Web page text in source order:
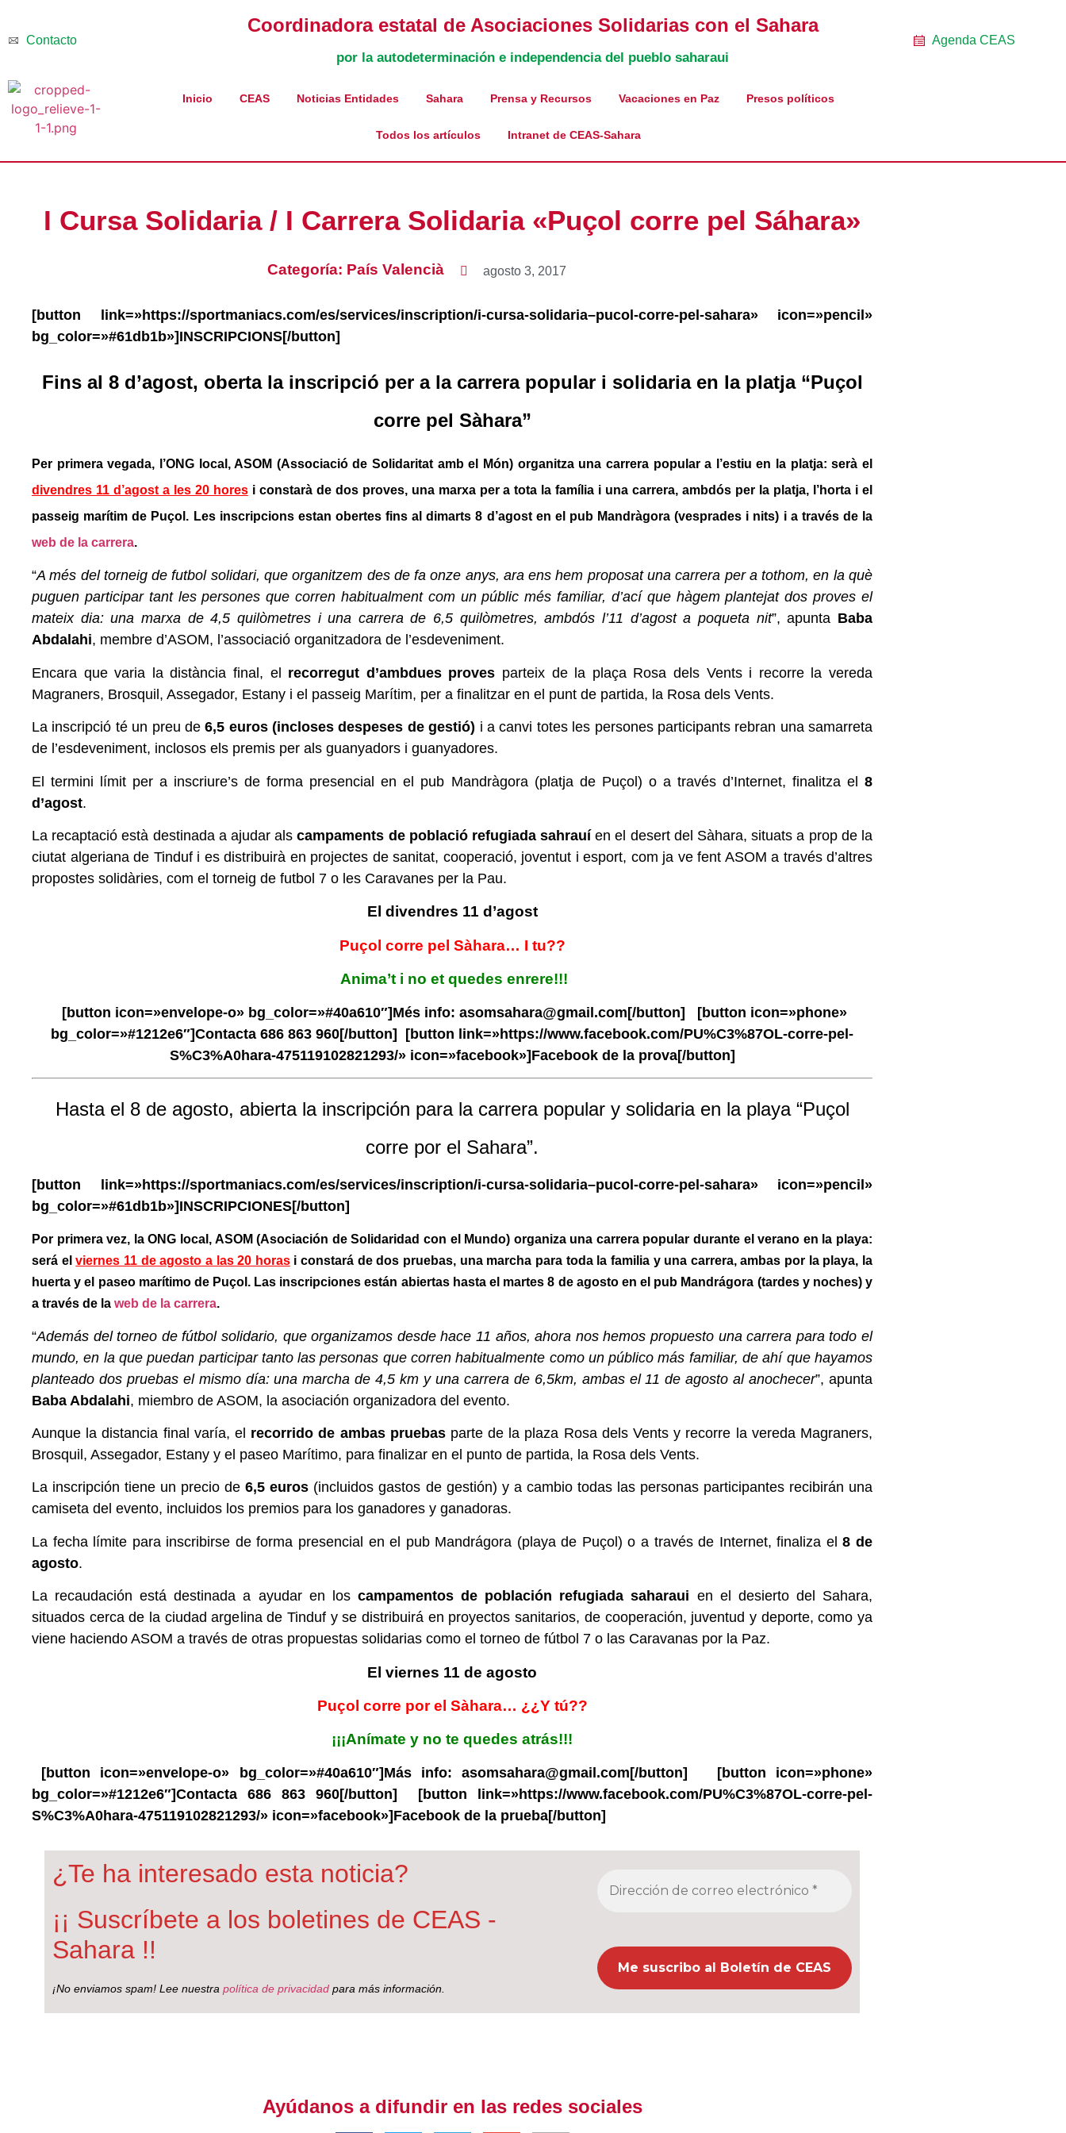
Contacto
Coordinadora estatal de Asociaciones Solidarias con el Sahara
por la autodeterminación e independencia del pueblo saharaui
Agenda CEAS
Inicio CEAS Noticias Entidades Sahara Prensa y Recursos Vacaciones en Paz Presos políticos
Todos los artículos Intranet de CEAS-Sahara
I Cursa Solidaria / I Carrera Solidaria «Puçol corre pel Sáhara»
Categoría: País Valencià agosto 3, 2017
[button link=»https://sportmaniacs.com/es/services/inscription/i-cursa-solidaria–pucol-corre-pel-sahara» icon=»pencil»
bg_color=»#61db1b»]INSCRIPCIONS[/button]
Fins al 8 d’agost, oberta la inscripció per a la carrera popular i solidaria en la platja “Puçol
corre pel Sàhara”
Per primera vegada, l’ONG local, ASOM (Associació de Solidaritat amb el Món) organitza una carrera popular a l’estiu en la platja: serà el
divendres 11 d’agost a les 20 horesi constarà de dos proves, una marxa per a tota la família i una carrera, ambdós per la platja, l’horta i el
passeig marítim de Puçol. Les inscripcions estan obertes fins al dimarts 8 d’agost en el pub Mandràgora (vesprades i nits) i a través de la
web de la carrera.
“A més del torneig de futbol solidari, que organitzem des de fa onze anys, ara ens hem proposat una carrera per a tothom, en la què
puguen participar tant les persones que corren habitualment com un públic més familiar, d’ací que hàgem plantejat dos proves el
mateix dia: una marxa de 4,5 quilòmetres i una carrera de 6,5 quilòmetres, ambdós l’11 d’agost a poqueta nit”, apunta Baba
Abdalahi, membre d’ASOM, l’associació organitzadora de l’esdeveniment.
Encara que varia la distància final, el recorregut d’ambdues proves parteix de la plaça Rosa dels Vents i recorre la vereda
Magraners, Brosquil, Assegador, Estany i el passeig Marítim, per a finalitzar en el punt de partida, la Rosa dels Vents.
La inscripció té un preu de6,5 euros(incloses despeses de gestió) i a canvi totes les persones participants rebran una samarreta
de l’esdeveniment, inclosos els premis per als guanyadors i guanyadores.
El termini límit per a inscriure’s de forma presencial en el pub Mandràgora (platja de Puçol) o a través d’Internet, finalitza el 8
d’agost.
La recaptació està destinada a ajudar alscampaments de població refugiada sahrauíen el desert del Sàhara, situats a prop de la
ciutat algeriana de Tinduf i es distribuirà en projectes de sanitat, cooperació, joventut i esport, com ja ve fent ASOM a través d’altres
propostes solidàries, com el torneig de futbol 7 o les Caravanes per la Pau.
El divendres 11 d’agost
Puçol corre pel Sàhara… I tu??
Anima’t i no et quedes enrere!!!
[button icon=»envelope-o» bg_color=»#40a610″]Més info: asomsahara@gmail.com[/button] [button icon=»phone»
bg_color=»#1212e6″]Contacta 686 863 960[/button] [button link=»https://www.facebook.com/PU%C3%87OL-corre-pel-
S%C3%A0hara-475119102821293/» icon=»facebook»]Facebook de la prova[/button]
Hasta el 8 de agosto, abierta la inscripción para la carrera popular y solidaria en la playa “Puçol
corre por el Sahara”.
[button link=»https://sportmaniacs.com/es/services/inscription/i-cursa-solidaria–pucol-corre-pel-sahara» icon=»pencil»
bg_color=»#61db1b»]INSCRIPCIONES[/button]
Por primera vez, la ONG local, ASOM (Asociación de Solidaridad con el Mundo) organiza una carrera popular durante el verano en la playa:
será elviernes 11 de agosto a las 20 horasi constará de dos pruebas, una marcha para toda la familia y una carrera, ambas por la playa, la
huerta y el paseo marítimo de Puçol. Las inscripciones están abiertas hasta el martes 8 de agosto en el pub Mandrágora (tardes y noches) y
a través de la web de la carrera.
“Además del torneo de fútbol solidario, que organizamos desde hace 11 años, ahora nos hemos propuesto una carrera para todo el
mundo, en la que puedan participar tanto las personas que corren habitualmente como un público más familiar, de ahí que hayamos
planteado dos pruebas el mismo día: una marcha de 4,5 km y una carrera de 6,5km, ambas el 11 de agosto al anochecer”, apunta
Baba Abdalahi, miembro de ASOM, la asociación organizadora del evento.
Aunque la distancia final varía, el recorrido de ambas pruebasparte de la plaza Rosa dels Vents y recorre la vereda Magraners,
Brosquil, Assegador, Estany y el paseo Marítimo, para finalizar en el punto de partida, la Rosa dels Vents.
La inscripción tiene un precio de6,5 euros (incluidos gastos de gestión) y a cambio todas las personas participantes recibirán una
camiseta del evento, incluidos los premios para los ganadores y ganadoras.
La fecha límite para inscribirse de forma presencial en el pub Mandrágora (playa de Puçol) o a través de Internet, finaliza el8 de
agosto.
La recaudación está destinada a ayudar en los campamentos de población refugiada saharaui en el desierto del Sahara,
situados cerca de la ciudad argelina de Tinduf y se distribuirá en proyectos sanitarios, de cooperación, juventud y deporte, como ya
viene haciendo ASOM a través de otras propuestas solidarias como el torneo de fútbol 7 o las Caravanas por la Paz.
El viernes 11 de agosto
Puçol corre por el Sàhara… ¿¿Y tú??
¡¡¡Anímate y no te quedes atrás!!!
[button icon=»envelope-o» bg_color=»#40a610″]Más info: asomsahara@gmail.com[/button] [button icon=»phone»
bg_color=»#1212e6″]Contacta 686 863 960[/button] [button link=»https://www.facebook.com/PU%C3%87OL-corre-pel-
S%C3%A0hara-475119102821293/» icon=»facebook»]Facebook de la prueba[/button]
¿Te ha interesado esta noticia?
¡¡ Suscríbete a los boletines de CEAS -
Sahara !!
¡No enviamos spam! Lee nuestra política de privacidad para más información.
Ayúdanos a difundir en las redes sociales